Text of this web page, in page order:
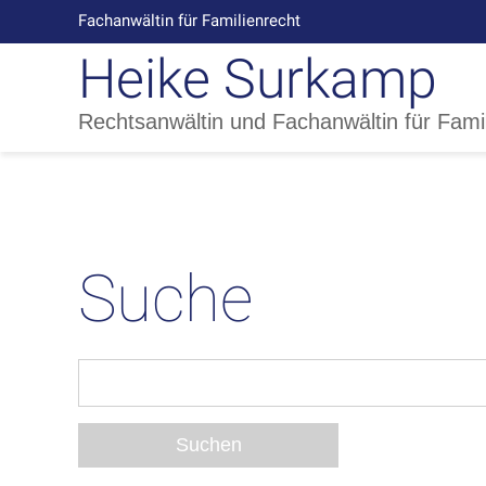
Fachanwältin für Familienrecht
Heike Surkamp
Rechtsanwältin und Fachanwältin für
Suche